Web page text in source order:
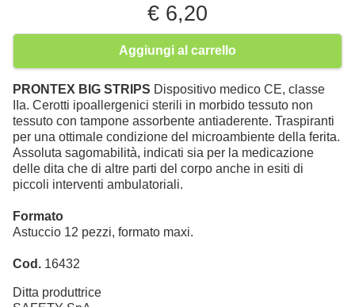
€ 6,20
Aggiungi al carrello
PRONTEX BIG STRIPS Dispositivo medico CE, classe
IIa. Cerotti ipoallergenici sterili in morbido tessuto non
tessuto con tampone assorbente antiaderente. Traspiranti
per una ottimale condizione del microambiente della ferita.
Assoluta sagomabilità, indicati sia per la medicazione
delle dita che di altre parti del corpo anche in esiti di
piccoli interventi ambulatoriali.
Formato
Astuccio 12 pezzi, formato maxi.
Cod. 16432
Ditta produttrice